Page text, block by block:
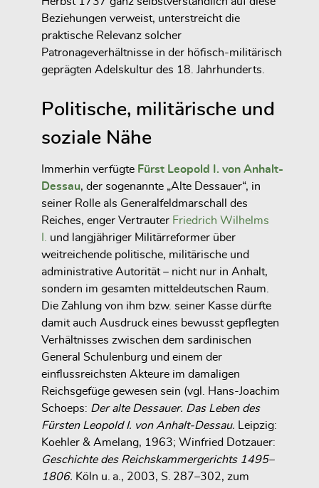
Beziehungen verweist, unterstreicht die
praktische Relevanz solcher
Patronageverhältnisse in der höfisch-militärisch
geprägten Adelskultur des 18. Jahrhunderts.
Politische, militärische und
soziale Nähe
Immerhin verfügte Fürst Leopold I. von Anhalt-
Dessau, der sogenannte „Alte Dessauer“, in
seiner Rolle als Generalfeldmarschall des
Reiches, enger Vertrauter Friedrich Wilhelms
und langjähriger Militärreformer über
weitreichende politische, militärische und
administrative Autorität – nicht nur in Anhalt,
sondern im gesamten mitteldeutschen Raum.
Die Zahlung von ihm bzw. seiner Kasse dürfte
damit auch Ausdruck eines bewusst gepflegten
Verhältnisses zwischen dem sardinischen
General Schulenburg und einem der
einflussreichsten Akteure im damaligen
Reichsgefüge gewesen sein (vgl. Hans-Joachim
Schoeps: Der alte Dessauer. Das Leben des
Fürsten Leopold I. von Anhalt-Dessau. Leipzig:
Koehler & Amelang, 1963; Winfried Dotzauer:
Geschichte des Reichskammergerichts 1495–
1806. Köln u. a., 2003, S. 287–302, zum